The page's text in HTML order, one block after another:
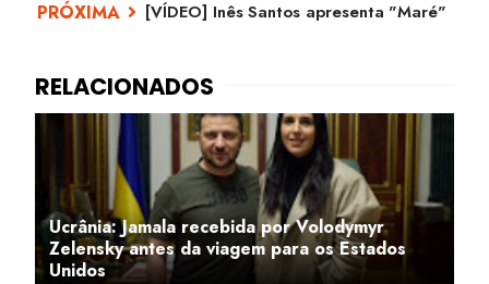
[VÍDEO] Inês Santos apresenta "Maré"
Ucrânia: Jamala recebida por Volodymyr
Zelensky antes da viagem para os Estados
Unidos